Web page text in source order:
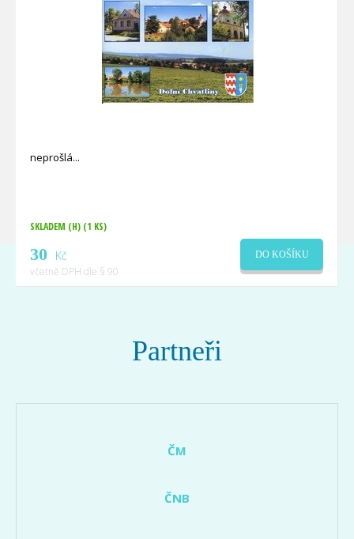
neprošlá
SKLADEM (H) (1 KS)
30 Kč
včetně DPH dle § 90
DO KOŠÍKU
Partneři
ČM
ČNB